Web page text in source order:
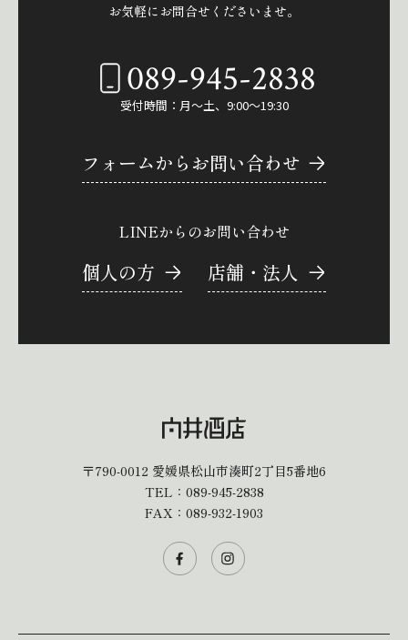
お気軽にお問合せくださいませ。
089-945-2838
受付時間：月～土、9:00～19:30
フォームからお問い合わせ
LINEからのお問い合わせ
個人の方 店舗・法人
〒790-0012 愛媛県松山市湊町2丁目5番地6
TEL： 089-945-2838
FAX：089-932-1903